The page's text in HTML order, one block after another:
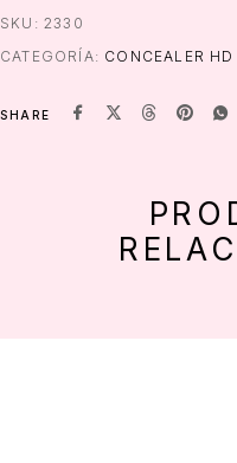
SKU: 2330
CATEGORÍA: CONCEALER HD
SHARE